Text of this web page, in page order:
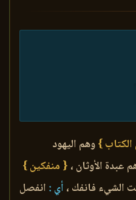
}وهم اليهود
عبدة الأوثان ، { منفكين }
الشيء فانفك ، أي : انفصل